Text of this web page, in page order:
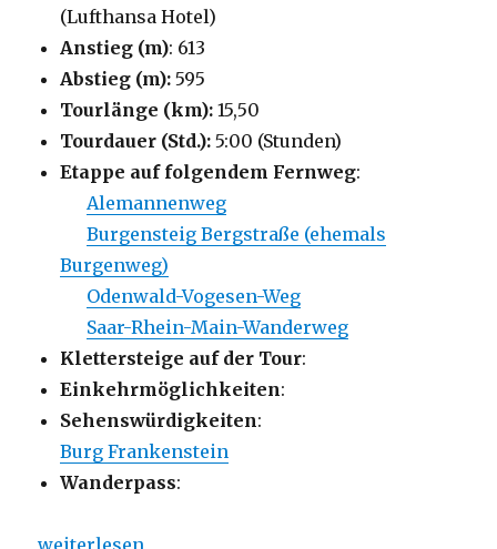
(Lufthansa Hotel)
Anstieg (m): 613
Abstieg (m): 595
Tourlänge (km):15,50
Tourdauer (Std.): 5:00 (Stunden)
Etappe auf folgendem Fernweg:
Alemannenweg
Burgensteig Bergstraße (ehemals
Burgenweg)
Odenwald-Vogesen-Weg
Saar-Rhein-Main-Wanderweg
Klettersteige auf der Tour:
Einkehrmöglichkeiten:
Sehenswürdigkeiten:
Burg Frankenstein
Wanderpass:
„Alemannenweg – Runde zur Burg Frankenstein